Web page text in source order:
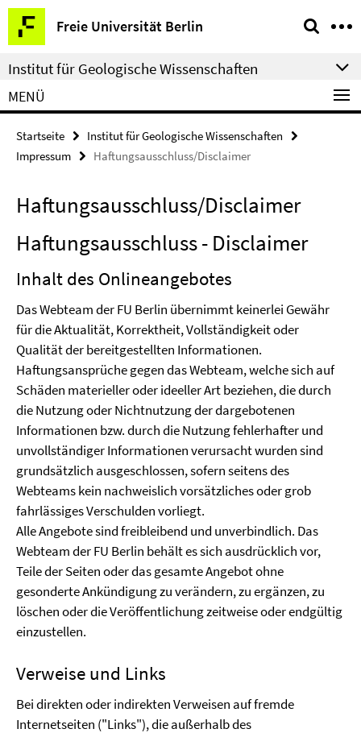
Springe
direkt
zu
Inhalt
Freie Universität Berlin
Service-
Navigation
Institut für Geologische Wissenschaften
MENÜ
Startseite
Institut für Geologische Wissenschaften
Impressum
Haftungsausschluss/Disclaimer
Haftungsausschluss/Disclaimer
Haftungsausschluss - Disclaimer
Inhalt des Onlineangebotes
Das Webteam der FU Berlin übernimmt keinerlei Gewähr
für die Aktualität, Korrektheit, Vollständigkeit oder
Qualität der bereitgestellten Informationen.
Haftungsansprüche gegen das Webteam, welche sich auf
Schäden materieller oder ideeller Art beziehen, die durch
die Nutzung oder Nichtnutzung der dargebotenen
Informationen bzw. durch die Nutzung fehlerhafter und
unvollständiger Informationen verursacht wurden sind
grundsätzlich ausgeschlossen, sofern seitens des
Webteams kein nachweislich vorsätzliches oder grob
fahrlässiges Verschulden vorliegt.
Alle Angebote sind freibleibend und unverbindlich. Das
Webteam der FU Berlin behält es sich ausdrücklich vor,
Teile der Seiten oder das gesamte Angebot ohne
gesonderte Ankündigung zu verändern, zu ergänzen, zu
löschen oder die Veröffentlichung zeitweise oder endgültig
einzustellen.
Verweise und Links
Bei direkten oder indirekten Verweisen auf fremde
Internetseiten ("Links"), die außerhalb des